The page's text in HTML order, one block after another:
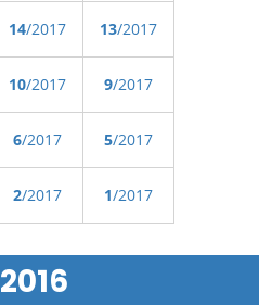
14/2017 13/2017
10/2017 9/2017
6/2017 5/2017
2/2017 1/2017
2016